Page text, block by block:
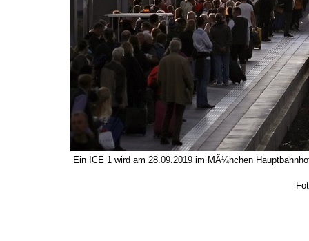
Ein ICE 1 wird am 28.09.2019 im MÃ¼nchen